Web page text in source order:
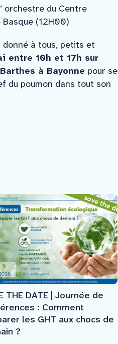
orchestre du Centre
(12H00)
donné à tous, petits et
entre 10h et 17h sur
à Bayonne pour se
du poumon dans tout son
THE DATE | Journée de
: Comment
les GHT aux chocs de
?